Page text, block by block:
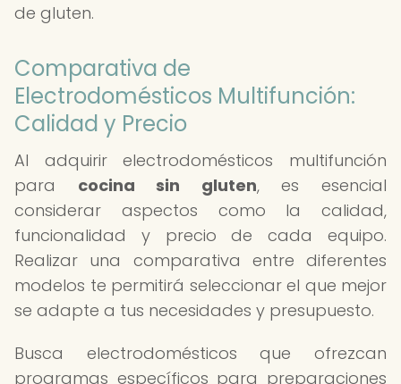
de gluten.
Comparativa de
Electrodomésticos Multifunción:
Calidad y Precio
Al adquirir electrodomésticos multifunción
para cocina sin gluten, es esencial
considerar aspectos como la calidad,
funcionalidad y precio de cada equipo.
Realizar una comparativa entre diferentes
modelos te permitirá seleccionar el que mejor
se adapte a tus necesidades y presupuesto.
Busca electrodomésticos que ofrezcan
programas específicos para preparaciones